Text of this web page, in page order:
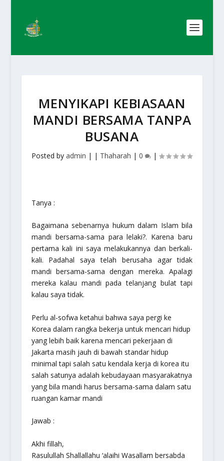
MENYIKAPI KEBIASAAN
MANDI BERSAMA TANPA
BUSANA
Posted byadmin | | Thaharah |0 |
Tanya :
Bagaimana sebenarnya hukum dalam Islam bila
mandi bersama-sama para lelaki?. Karena baru
pertama kali ini saya melakukannya dan berkali-
kali. Padahal saya telah berusaha agar tidak
mandi bersama-sama dengan mereka. Apalagi
mereka kalau mandi pada telanjang bulat tapi
kalau saya tidak.
Perlu al-sofwa ketahui bahwa saya pergi ke
Korea dalam rangka bekerja untuk mencari hidup
yang lebih baik karena mencari pekerjaan di
Jakarta masih jauh di bawah standar hidup
minimal tapi salah satu kendala kerja di korea itu
salah satunya adalah kebudayaan masyarakatnya
yang bila mandi harus bersama-sama dalam satu
ruangan kamar mandi
Jawab :
Akhi fillah,
Rasulullah Shallallahu ‘alaihi Wasallam bersabda